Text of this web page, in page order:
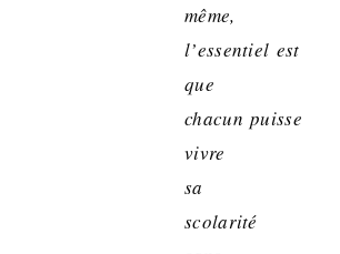
même,
l’essentiel est
que
chacun puisse
vivre
sa
scolarité